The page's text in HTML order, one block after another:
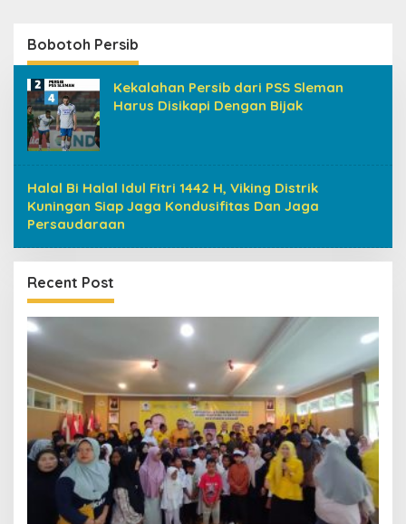
Bobotoh Persib
Kekalahan Persib dari PSS Sleman
Harus Disikapi Dengan Bijak
Halal Bi Halal Idul Fitri 1442 H, Viking Distrik
Kuningan Siap Jaga Kondusifitas Dan Jaga
Persaudaraan
Recent Post